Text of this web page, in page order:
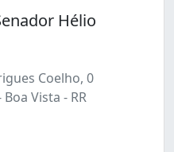
Hélio
Coelho, 0
Vista - RR